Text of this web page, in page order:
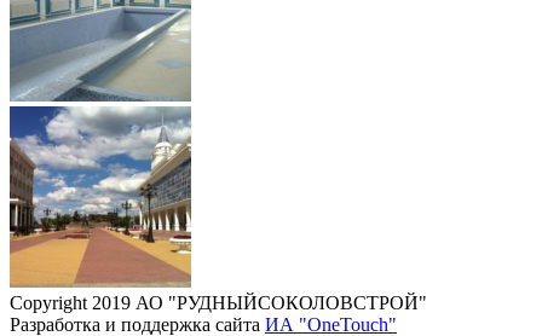
Copyright 2019 АО "РУДНЫЙСОКОЛОВСТРОЙ"
Разработка и поддержка сайта ИА "OneTouch"